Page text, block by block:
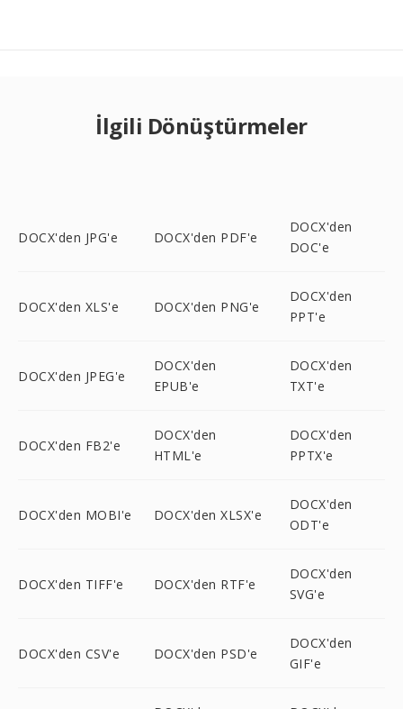
İlgili Dönüştürmeler
DOCX'den JPG'e DOCX'den PDF'e
DOCX'den
DOC'e
DOCX'den XLS'e DOCX'den PNG'e
DOCX'den
PPT'e
DOCX'den JPEG'e
DOCX'den
EPUB'e
DOCX'den
TXT'e
DOCX'den FB2'e
DOCX'den
HTML'e
DOCX'den
PPTX'e
DOCX'den MOBI'e DOCX'den XLSX'e
DOCX'den
ODT'e
DOCX'den TIFF'e DOCX'den RTF'e
DOCX'den
SVG'e
DOCX'den CSV'e DOCX'den PSD'e
DOCX'den
GIF'e